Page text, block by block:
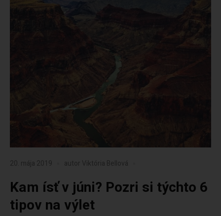
20. mája 2019 autor Viktória Bellová
Kam ísť v júni? Pozri si týchto 6
tipov na výlet